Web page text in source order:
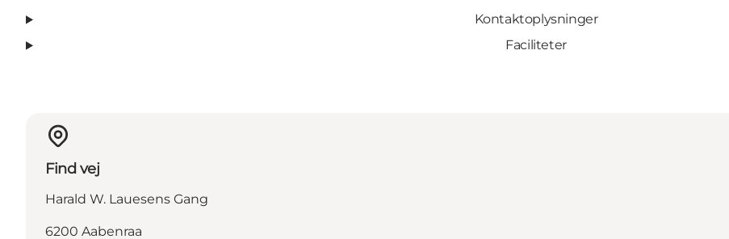
Kontaktoplysninger
Faciliteter
Find vej
Harald W. Lauesens Gang
6200 Aabenraa